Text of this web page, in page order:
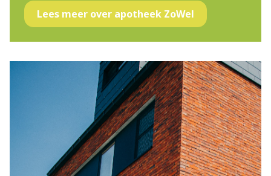
Lees meer over apotheek ZoWel